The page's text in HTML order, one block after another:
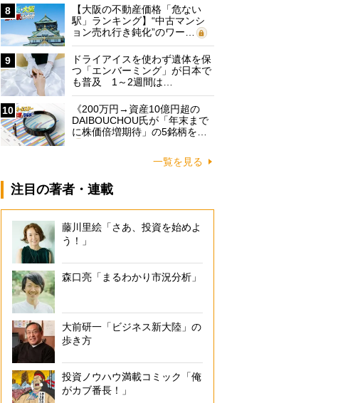
8
【大阪の不動産価格「危ない
駅」ランキング】“中古マンシ
ョン売れ行き鈍化”のワー…
9
ドライアイスを使わず遺体を保
つ「エンバーミング」が日本で
も普及 1～2週間は…
10
《200万円→資産10億円超の
DAIBOUCHOU氏が「年末まで
に株価倍増期待」の5銘柄を…
一覧を見る
注目の著者・連載
藤川里絵「さあ、投資を始めよ
う！」
森口亮「まるわかり市況分析」
大前研一「ビジネス新大陸」の
歩き方
投資ノウハウ満載コミック「俺
がカブ番長！」